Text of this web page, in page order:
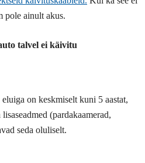
pole ainult akus.
talvel ei käivitu
on keskmiselt kuni 5 aastat,
(pardakaamerad,
seda oluliselt.